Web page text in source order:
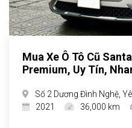
Mua Xe Ô Tô Cũ
Premium, Uy Tín,
Số 2 Dương Đình Nghệ,
2021
36,000 km